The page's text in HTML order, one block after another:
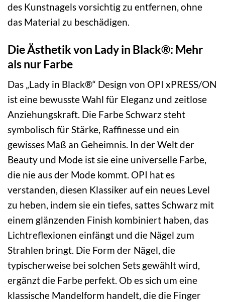
des Kunstnagels vorsichtig zu entfernen, ohne
das Material zu beschädigen.
Die Ästhetik von Lady in Black®: Mehr
als nur Farbe
Das „Lady in Black®“ Design von OPI xPRESS/ON
ist eine bewusste Wahl für Eleganz und zeitlose
Anziehungskraft. Die Farbe Schwarz steht
symbolisch für Stärke, Raffinesse und ein
gewisses Maß an Geheimnis. In der Welt der
Beauty und Mode ist sie eine universelle Farbe,
die nie aus der Mode kommt. OPI hat es
verstanden, diesen Klassiker auf ein neues Level
zu heben, indem sie ein tiefes, sattes Schwarz mit
einem glänzenden Finish kombiniert haben, das
Lichtreflexionen einfängt und die Nägel zum
Strahlen bringt. Die Form der Nägel, die
typischerweise bei solchen Sets gewählt wird,
ergänzt die Farbe perfekt. Ob es sich um eine
klassische Mandelform handelt, die die Finger